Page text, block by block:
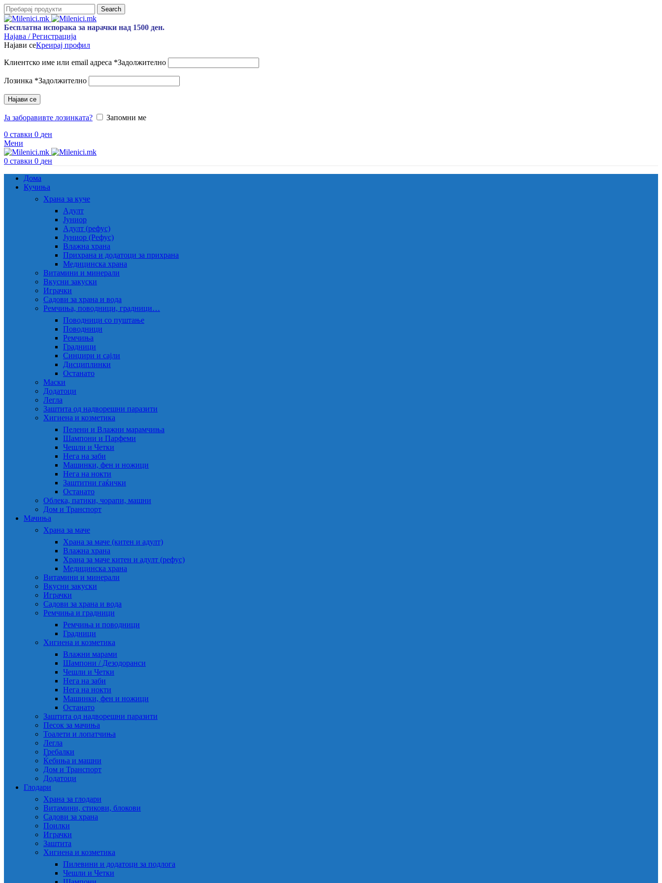
Search
Бесплатна испорака за нарачки над 1500 ден.
Најава / Регистрација
Најави сеКреирај профил
Клиентско име или email адреса *Задолжително
Лозинка *Задолжително
Најави се
Ја заборавивте лозинката?
Запомни ме
0 ставки 0 ден
Мени
0 ставки 0 ден
Дома
Кучиња
Храна за куче
Адулт
Јуниор
Адулт (рефус)
Јуниор (Рефус)
Влажна храна
Прихрана и додатоци за прихрана
Медицинска храна
Витамини и минерали
Вкусни закуски
Играчки
Садови за храна и вода
Ремчиња, поводници, градници…
Поводници со пуштање
Поводници
Ремчиња
Градници
Синџири и сајли
Дисциплинки
Останато
Маски
Додатоци
Легла
Заштита од надворешни паразити
Хигиена и козметика
Пелени и Влажни марамчиња
Шампони и Парфеми
Чешли и Четки
Нега на заби
Машинки, фен и ножици
Нега на нокти
Заштитни гаќички
Останато
Облека, патики, чорапи, машни
Дом и Транспорт
Мачиња
Храна за маче
Храна за маче (китен и адулт)
Влажна храна
Храна за маче китен и адулт (рефус)
Медицинска храна
Витамини и минерали
Вкусни закуски
Играчки
Садови за храна и вода
Ремчиња и градници
Ремчиња и поводници
Градници
Хигиена и козметика
Влажни марами
Шампони / Дезодоранси
Чешли и Четки
Нега на заби
Нега на нокти
Машинки, фен и ножици
Останато
Заштита од надворешни паразити
Песок за мачиња
Тоалети и лопатчиња
Легла
Гребалки
Ќебиња и машни
Дом и Транспорт
Додатоци
Глодари
Храна за глодари
Витамини, стикови, блокови
Садови за храна
Поилки
Играчки
Заштита
Хигиена и козметика
Пилевини и додатоци за подлога
Чешли и Четки